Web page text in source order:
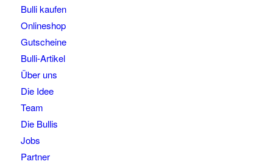
Bulli kaufen
Onlineshop
Gutscheine
Bulli-Artikel
Über uns
Die Idee
Team
Die Bullis
Jobs
Partner